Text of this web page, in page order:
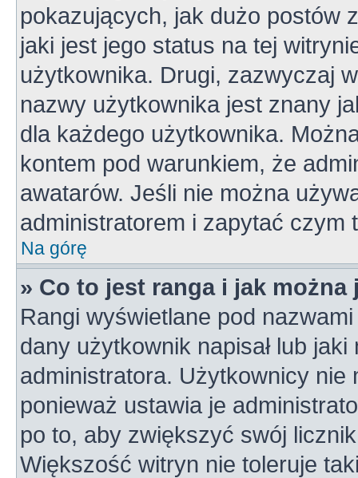
pokazujących, jak dużo postów
jaki jest jego status na tej
użytkownika. Drugi, zazwyczaj
nazwy użytkownika jest znany
dla każdego użytkownika.
kontem pod warunkiem, że
awatarów. Jeśli nie można
administratorem i zapytać czym
Na górę
» Co to jest ranga i jak można
Rangi wyświetlane pod
dany użytkownik napisał lub
administratora. Użytkownicy
ponieważ ustawia je
po to, aby zwiększyć swój
Większość witryn nie toleruje